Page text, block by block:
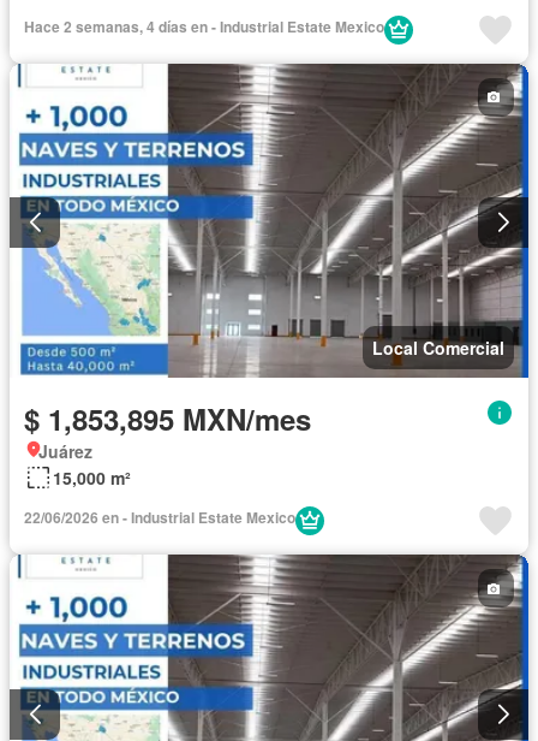
Hace 2 semanas, 4 días en - Industrial Estate Mexico
Local Comercial
$ 1,853,895 MXN/mes
Juárez
15,000 m²
22/06/2026 en - Industrial Estate Mexico